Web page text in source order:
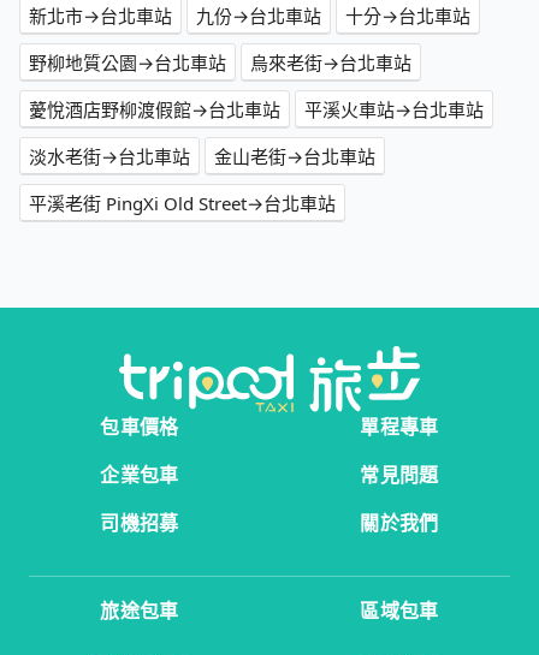
新北市→台北車站 九份→台北車站
十分→台北車站
野柳地質公園→台北車站
烏來老街→台北車站
薆悅酒店野柳渡假館→台北車站
平溪火車站→台北車站
淡水老街→台北車站
金山老街→台北車站
平溪老街 PingXi Old Street→台北車站
包車價格
單程專車
企業包車
常見問題
司機招募
關於我們
旅途包車 區域包車